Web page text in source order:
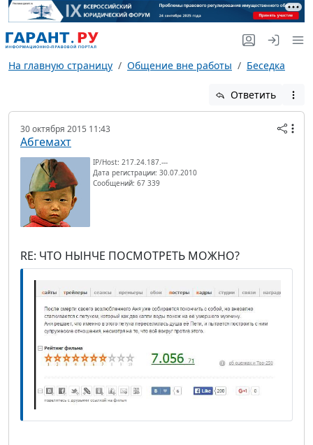
На главную страницу Общение вне работы Беседка
Ответить
30 октября 2015 11:43
Абгемахт
IP/Host: 217.24.187.---
Дата регистрации: 30.07.2010
Сообщений: 67 339
RE: ЧТО НЫНЧЕ ПОСМОТРЕТЬ МОЖНО?